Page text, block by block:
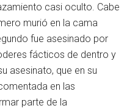
casi oculto. Cabe
murió en la cama
fue asesinado por
fácticos de dentro y
asesinato, que en su
en las
parte de la